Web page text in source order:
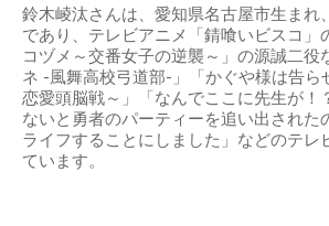
鈴木崚汰さんは、愛知県名古屋市生まれ
であり、テレビアニメ「錆喰いビスコ」
コヅメ～交番女子の逆襲～」の源誠二役
ネ -風舞高校弓道部-」「かぐや様は告ら
恋愛頭脳戦～」「なんでここに先生が！
ないと勇者のパーティーを追い出された
ライフすることにしました」などのテレ
ています。